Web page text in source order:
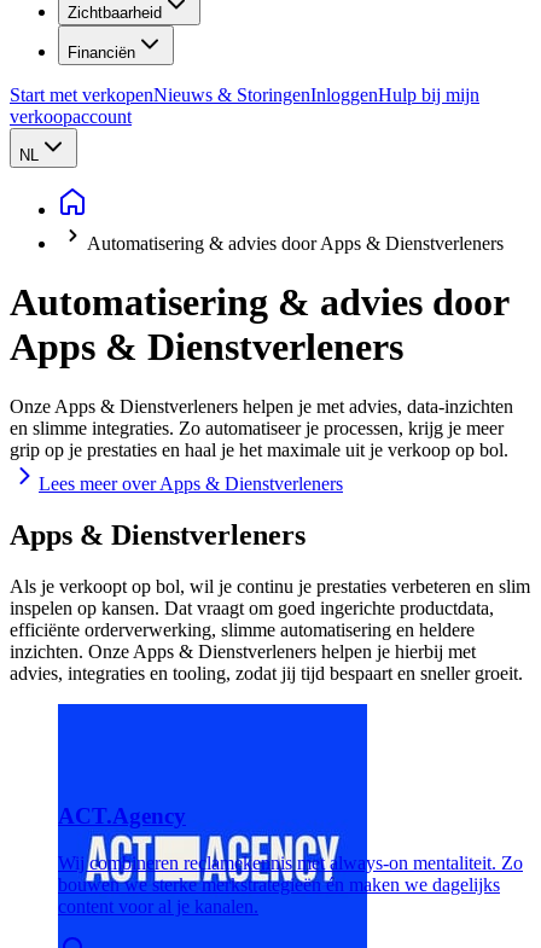
Zichtbaarheid
Financiën
Start met verkopenNieuws & StoringenInloggenHulp bij mijn
verkoopaccount
NL
Automatisering & advies door Apps & Dienstverleners
Automatisering & advies door
Apps & Dienstverleners
Onze Apps & Dienstverleners helpen je met advies, data-inzichten
en slimme integraties. Zo automatiseer je processen, krijg je meer
grip op je prestaties en haal je het maximale uit je verkoop op bol.
Lees meer over Apps & Dienstverleners
Apps & Dienstverleners
Als je verkoopt op bol, wil je continu je prestaties verbeteren en slim
inspelen op kansen. Dat vraagt om goed ingerichte productdata,
efficiënte orderverwerking, slimme automatisering en heldere
inzichten. Onze Apps & Dienstverleners helpen je hierbij met
advies, integraties en tooling, zodat jij tijd bespaart en sneller groeit.
ACT.Agency
Wij combineren reclamekennis met always-on mentaliteit. Zo
bouwen we sterke merkstrategieën én maken we dagelijks
content voor al je kanalen.